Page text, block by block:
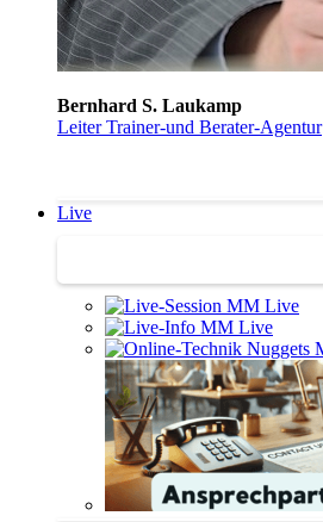
Bernhard S. Laukamp
Leiter Trainer-und Berater-Agentur
Live